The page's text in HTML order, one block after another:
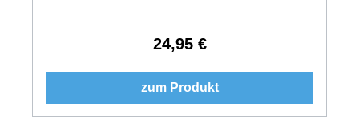
Regulärer Preis:
24,95 €
zum Produkt